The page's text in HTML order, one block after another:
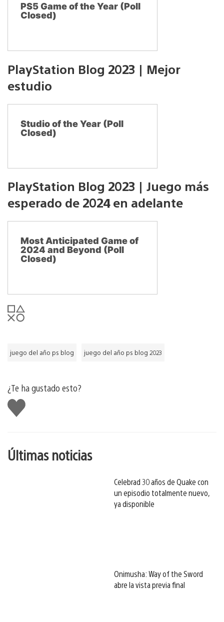
PS5 Game of the Year (Poll
Closed)
PlayStation Blog 2023 | Mejor
estudio
Studio of the Year (Poll
Closed)
PlayStation Blog 2023 | Juego más
esperado de 2024 en adelante
Most Anticipated Game of
2024 and Beyond (Poll
Closed)
juego del año ps blog juego del año ps blog 2023
¿Te ha gustado esto?
Me
gusta
esto
Últimas noticias
Celebrad 30 años de Quake con
un episodio totalmente nuevo,
ya disponible
Onimusha: Way of the Sword
abre la vista previa final